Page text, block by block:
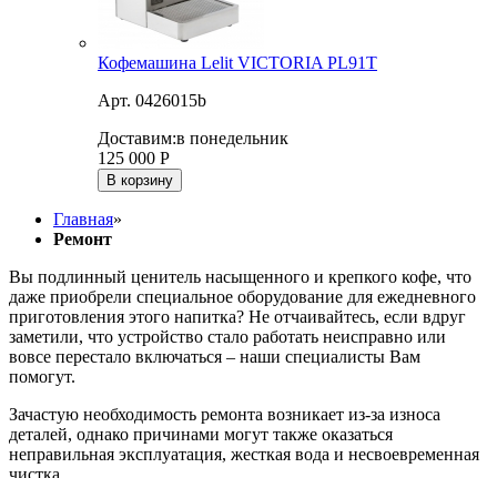
Кофемашина Lelit VICTORIA PL91T
Арт. 0426015b
Доставим:в понедельник
125 000 Р
В корзину
Главная»
Ремонт
Вы подлинный ценитель насыщенного и крепкого кофе, что
даже приобрели специальное оборудование для ежедневного
приготовления этого напитка? Не отчаивайтесь, если вдруг
заметили, что устройство стало работать неисправно или
вовсе перестало включаться – наши специалисты Вам
помогут.
Зачастую необходимость ремонта возникает из-за износа
деталей, однако причинами могут также оказаться
неправильная эксплуатация, жесткая вода и несвоевременная